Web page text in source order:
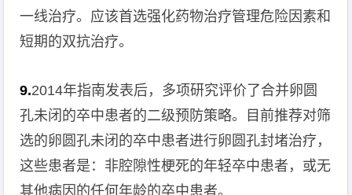
一线治疗。应该首选强化药物治疗管理危险因素和
短期的双抗治疗。
9.2014年指南发表后，多项研究评价了合并卵圆
孔未闭的卒中患者的二级预防策略。目前推荐对筛
选的卵圆孔未闭的卒中患者进行卵圆孔封堵治疗，
这些患者是：非腔隙性梗死的年轻卒中患者，或无
其他病因的任何年龄的卒中患者。